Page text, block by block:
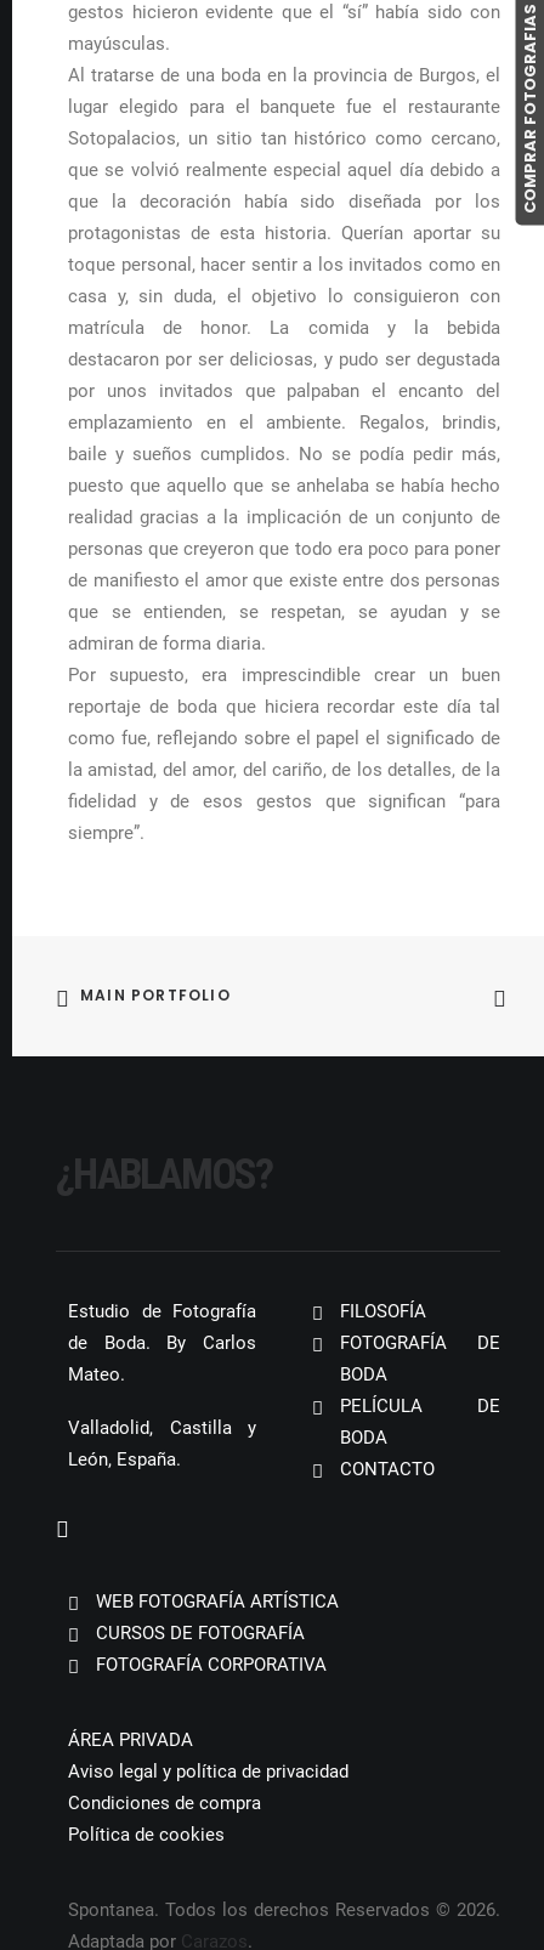
gestos hicieron evidente que el “sí” había sido con
mayúsculas.
Al tratarse de una boda en la provincia de Burgos, el
lugar elegido para el banquete fue el restaurante
Sotopalacios, un sitio tan histórico como cercano,
que se volvió realmente especial aquel día debido a
que la decoración había sido diseñada por los
protagonistas de esta historia. Querían aportar su
toque personal, hacer sentir a los invitados como en
casa y, sin duda, el objetivo lo consiguieron con
matrícula de honor. La comida y la bebida
destacaron por ser deliciosas, y pudo ser degustada
por unos invitados que palpaban el encanto del
emplazamiento en el ambiente. Regalos, brindis,
baile y sueños cumplidos. No se podía pedir más,
puesto que aquello que se anhelaba se había hecho
realidad gracias a la implicación de un conjunto de
personas que creyeron que todo era poco para poner
de manifiesto el amor que existe entre dos personas
que se entienden, se respetan, se ayudan y se
admiran de forma diaria.
Por supuesto, era imprescindible crear un buen
reportaje de boda que hiciera recordar este día tal
como fue, reflejando sobre el papel el significado de
la amistad, del amor, del cariño, de los detalles, de la
fidelidad y de esos gestos que significan “para
siempre”.
MAIN PORTFOLIO
¿HABLAMOS?
Estudio de Fotografía
de Boda. By Carlos
Mateo.
Valladolid, Castilla y
León, España.
FILOSOFÍA
FOTOGRAFÍA DE
BODA
PELÍCULA DE
BODA
CONTACTO
WEB FOTOGRAFÍA ARTÍSTICA
CURSOS DE FOTOGRAFÍA
FOTOGRAFÍA CORPORATIVA
ÁREA PRIVADA
Aviso legal y política de privacidad
Condiciones de compra
Política de cookies
Spontanea. Todos los derechos Reservados © 2026.
Adaptada por Carazos.
COMPRAR FOTOGRAFIAS